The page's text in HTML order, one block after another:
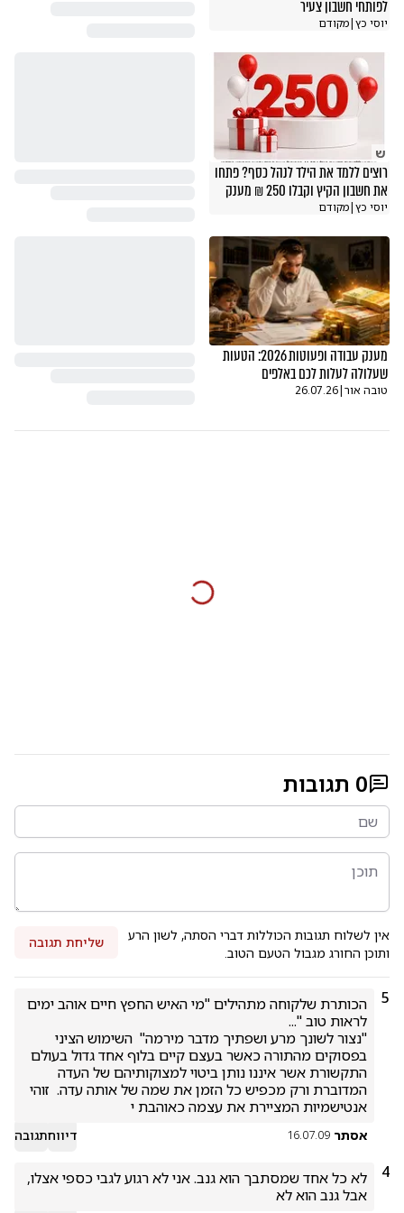
לפותחי חשבון צעיר
יוסי כץ|מקודם
ש
רוצים ללמד את הילד לנהל כסף? פתחו
את חשבון הקיץ וקבלו 250 ₪ מענק
יוסי כץ|מקודם
מענק עבודה ופעוטות 2026: הטעות
שעלולה לעלות לכם באלפים
טובה אור|
26.07.26
0 תגובות
אין לשלוח תגובות הכוללות דברי הסתה, לשון הרע
ותוכן החורג מגבול הטעם הטוב.
שליחת תגובה
5
אנטישמיות המציירת את עצמה כאוהבת י
אסתר 16.07.09 דיווחתגובה
4
אבל גנב הוא לא